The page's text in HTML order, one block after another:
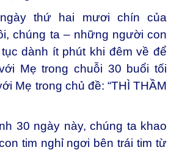
thứ hai mươi chín của
chúng ta – những người con
dành ít phút khi đêm về để
Mẹ trong chuỗi 30 buổi tối
Mẹ trong chủ đề: “THÌ THẦM
30 ngày này, chúng ta khao
tim nghỉ ngơi bên trái tim từ